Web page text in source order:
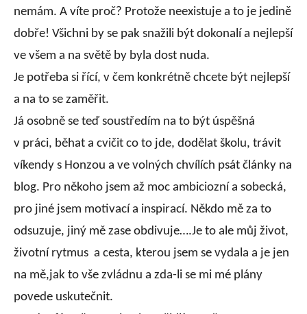
nemám. A víte proč? Protože neexistuje a to je jedině
dobře! Všichni by se pak snažili být dokonalí a nejlepší
ve všem a na světě by byla dost nuda.
Je potřeba si řící, v čem konkrétně chcete být nejlepší
a na to se zaměřit.
Já osobně se teď soustředím na to být úspěšná
v práci, běhat a cvičit co to jde, dodělat školu, trávit
víkendy s Honzou a ve volných chvílích psát články na
blog. Pro někoho jsem až moc ambiciozní a sobecká,
pro jiné jsem motivací a inspirací. Někdo mě za to
odsuzuje, jiný mě zase obdivuje….Je to ale můj život,
životní rytmus a cesta, kterou jsem se vydala a je jen
na mě,jak to vše zvládnu a zda-li se mi mé plány
povede uskutečnit.